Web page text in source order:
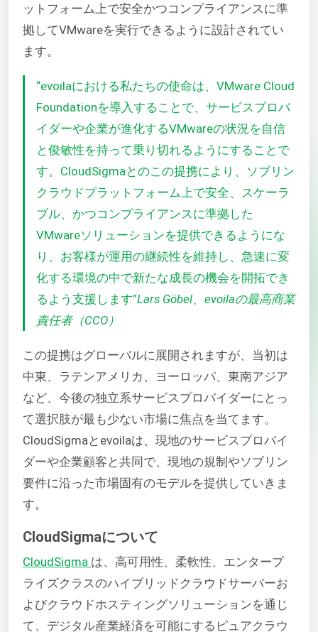
ットフォーム上で安全かつコンプライアンスに準
拠してVMwareを実行できるように設計されてい
ます。
“evoilaにおける私たちの使命は、VMware Cloud
Foundationを導入することで、サービスプロバ
イダーや企業が進化するVMwareの状況を自信
と俊敏性を持って乗り切れるようにすることで
す。CloudSigmaとのこの提携により、ソブリン
クラウドプラットフォーム上で安全、スケーラ
ブル、かつコンプライアンスに準拠した
VMwareソリューションを提供できるようにな
り、お客様が運用の継続性を維持し、急速に変
化する環境の中で新たな成長の機会を開拓でき
るよう支援します”Lars Göbel、evoilaの最高商業
責任者（CCO）
この提携はグローバルに展開されますが、当初は
中東、ラテンアメリカ、ヨーロッパ、東南アジア
など、今後の独立系サービスプロバイダーにとっ
て選択肢が最も少ない市場に焦点を当てます。
CloudSigmaと evoilaは、現地のサービスプロバイ
ダーや企業顧客と共同で、現地の規制やソブリン
要件に沿った市場固有のモデルを提供していきま
す。
CloudSigmaについて
CloudSigma は、高可用性、柔軟性、エンタープ
ライズクラスのハイブリッドクラウドサーバーお
よびクラウドホスティングソリューションを通じ
て、デジタル産業経済を可能にするピュアクラウ